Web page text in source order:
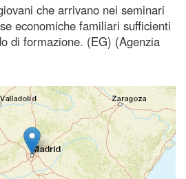
che arrivano nei seminari
economiche familiari sufficienti
di formazione. (EG) (Agenzia